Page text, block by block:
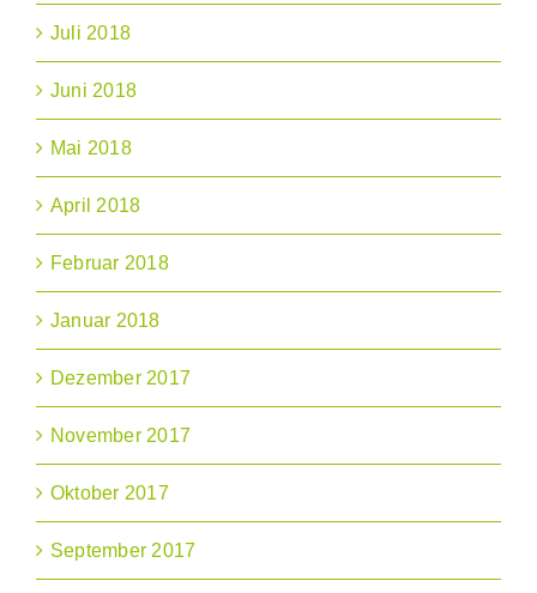
Juli 2018
Juni 2018
Mai 2018
April 2018
Februar 2018
Januar 2018
Dezember 2017
November 2017
Oktober 2017
September 2017